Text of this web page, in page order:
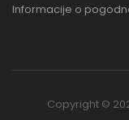
Informacije o
Copyright ©